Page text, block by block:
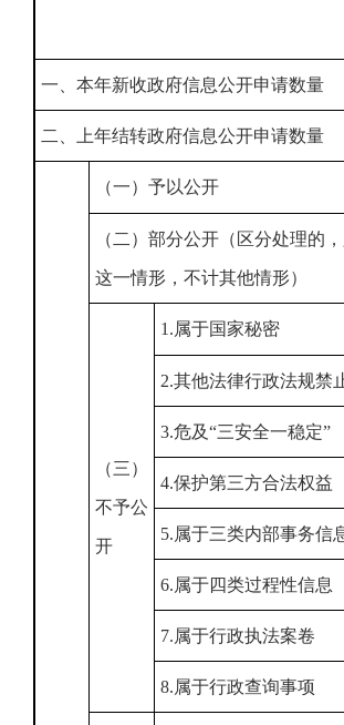
一、本年新收政府信息公开申请数量
二、上年结转政府信息公开申请数量
（一）予以公开
（二）部分公开（区分处理的
这一情形，不计其他情形）
（三）
不予公
开
1.属于国家秘密
2.其他法律行政法规禁
3.危及“三安全一稳定”
4.保护第三方合法权益
5.属于三类内部事务信
6.属于四类过程性信息
7.属于行政执法案卷
8.属于行政查询事项